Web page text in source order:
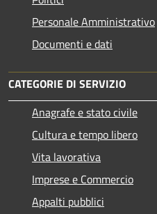
Personale Amministrativo
Documenti e dati
CATEGORIE DI SERVIZIO
Anagrafe e stato civile
Cultura e tempo libero
Vita lavorativa
Imprese e Commercio
Appalti pubblici